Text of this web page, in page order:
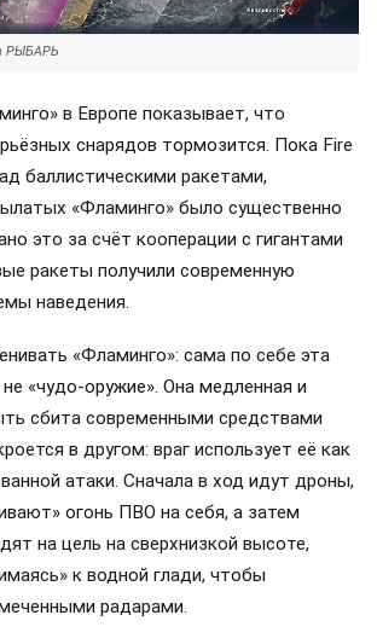
РЫБАРЬ
в Европе показывает, что
снарядов тормозится. Пока Fire
баллистическими ракетами,
«Фламинго» было существенно
это за счёт кооперации с гигантами
ракеты получили современную
наведения.
«Фламинго»: сама по себе эта
«чудо-оружие». Она медленная и
сбита современными средствами
в другом: враг использует её как
атаки. Сначала в ход идут дроны,
огонь ПВО на себя, а затем
на цель на сверхнизкой высоте,
к водной глади, чтобы
радарами.